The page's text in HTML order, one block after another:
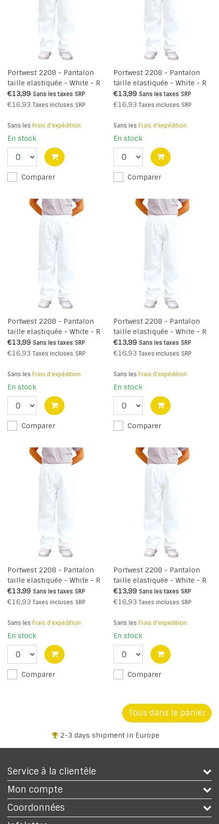
Portwest 2208 - Pantalon
taille elastiquée - White - R
€13,99 Sans les taxes SRP
€16,93 Taxes incluses SRP
Sans les Frais d'expédition
En stock
Comparer
Portwest 2208 - Pantalon
taille elastiquée - White - R
€13,99 Sans les taxes SRP
€16,93 Taxes incluses SRP
Sans les Frais d'expédition
En stock
Comparer
Portwest 2208 - Pantalon
taille elastiquée - White - R
€13,99 Sans les taxes SRP
€16,93 Taxes incluses SRP
Sans les Frais d'expédition
En stock
Comparer
Portwest 2208 - Pantalon
taille elastiquée - White - R
€13,99 Sans les taxes SRP
€16,93 Taxes incluses SRP
Sans les Frais d'expédition
En stock
Comparer
Portwest 2208 - Pantalon
taille elastiquée - White - R
€13,99 Sans les taxes SRP
€16,93 Taxes incluses SRP
Sans les Frais d'expédition
En stock
Comparer
Portwest 2208 - Pantalon
taille elastiquée - White - R
€13,99 Sans les taxes SRP
€16,93 Taxes incluses SRP
Sans les Frais d'expédition
En stock
Comparer
Tous dans le panier
+32 3 318 94 61
Service à la clientèle
Mon compte
Coordonnées